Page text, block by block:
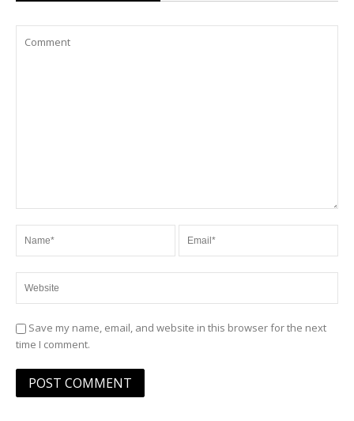
Save my name, email, and website in this browser for the next
time I comment.